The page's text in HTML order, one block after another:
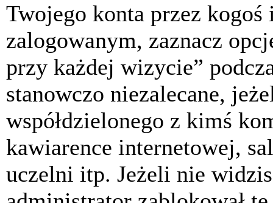
Twojego konta przez kogoś
zalogowanym, zaznacz
przy każdej wizycie”
stanowczo niezalecane,
współdzielonego z kimś
kawiarence internetowej,
uczelni itp. Jeżeli nie